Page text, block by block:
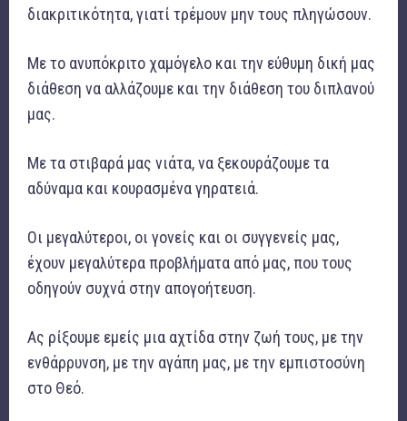
διακριτικότητα, γιατί τρέμουν μην τους πληγώσουν.
Με το ανυπόκριτο χαμόγελο και την εύθυμη δική μας
διάθεση να αλλάζουμε και την διάθεση του διπλανού
μας.
Με τα στιβαρά μας νιάτα, να ξεκουράζουμε τα
αδύναμα και κουρασμένα γηρατειά.
Οι μεγαλύτεροι, οι γονείς και οι συγγενείς μας,
έχουν μεγαλύτερα προβλήματα από μας, που τους
οδηγούν συχνά στην απογοήτευση.
Ας ρίξουμε εμείς μια αχτίδα στην ζωή τους, με την
ενθάρρυνση, με την αγάπη μας, με την εμπιστοσύνη
στο Θεό.